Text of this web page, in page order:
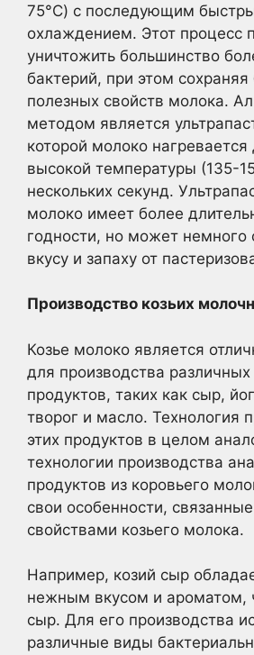
75°C) с последующим
охлаждением. Этот процесс
уничтожить большинство
бактерий, при этом
полезных свойств молока.
методом является
которой молоко нагревается
высокой температуры (135-
нескольких секунд.
молоко имеет более
годности, но может немного
вкусу и запаху от
Производство козьих
Козье молоко является
для производства
продуктов, таких как сыр,
творог и масло. Технология
этих продуктов в целом
технологии производства
продуктов из коровьего
свои особенности,
свойствами козьего молока.
Например, козий сыр
нежным вкусом и ароматом,
сыр. Для его производства
различные виды